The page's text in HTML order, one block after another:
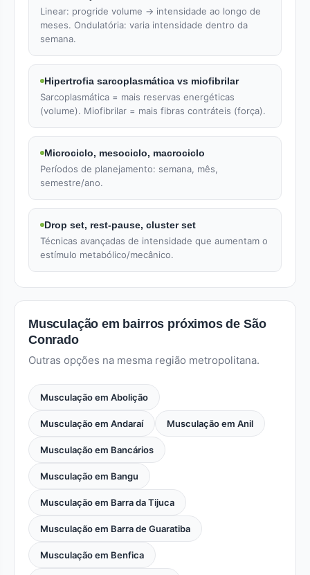
Linear: progride volume → intensidade ao longo de
meses. Ondulatória: varia intensidade dentro da
semana.
Hipertrofia sarcoplasmática vs miofibrilar
Sarcoplasmática = mais reservas energéticas
(volume). Miofibrilar = mais fibras contráteis (força).
Microciclo, mesociclo, macrociclo
Períodos de planejamento: semana, mês,
semestre/ano.
Drop set, rest-pause, cluster set
Técnicas avançadas de intensidade que aumentam o
estímulo metabólico/mecânico.
Musculação em bairros próximos de São
Conrado
Outras opções na mesma região metropolitana.
Musculação em Abolição
Musculação em Andaraí Musculação em Anil
Musculação em Bancários
Musculação em Bangu
Musculação em Barra da Tijuca
Musculação em Barra de Guaratiba
Musculação em Benfica